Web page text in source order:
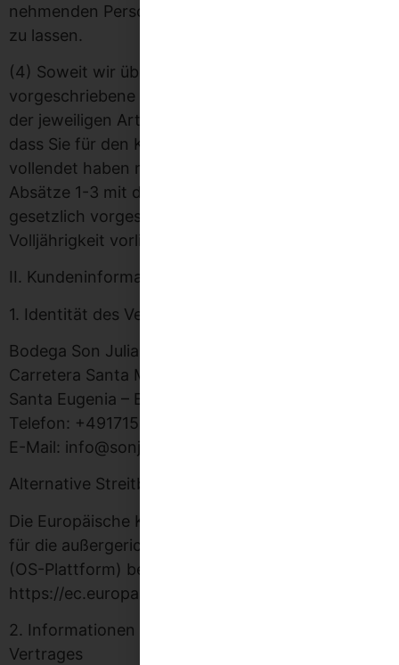
nehmenden Person zur Alterskontrolle vorzeigen
zu lassen.
(4) Soweit wir über das gesetzlich
vorgeschriebene Mindestalter hinausgehend in
der jeweiligen Artikelbeschreibung ausweisen,
dass Sie für den Kauf der Ware das 18. Lebensjahr
vollendet haben müssen, gelten vorstehende
Absätze 1-3 mit der Maßgabe, dass anstelle des
gesetzlich vorgeschriebenen Mindestalters
Volljährigkeit vorliegen muss.
II. Kundeninformationen
1. Identität des Verkäufers
Bodega Son Juliana, S.L.
Carretera Santa Maria a Sencelles km 7,2 07142
Santa Eugenia – Baleares, Mallorca Spanien
Telefon: +491715647756
E-Mail: info@sonjuliana.de
Alternative Streitbeilegung:
Die Europäische Kommission stellt eine Plattform
für die außergerichtliche Online-Streitbeilegung
(OS-Plattform) bereit, aufrufbar unter
https://ec.europa.eu/odr.
2. Informationen zum Zustandekommen des
Vertrages